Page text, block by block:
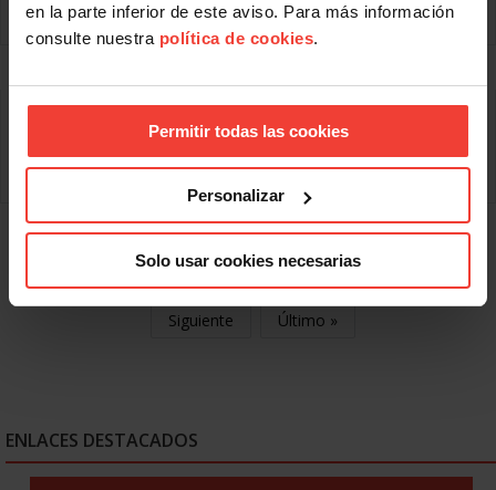
en la parte inferior de este aviso. Para más información
consulte nuestra política de cookies.
Permitir todas las cookies
Personalizar
Solo usar cookies necesarias
Leer más
SEPTIEMBRE 25, 2015
Leer más
808
809 810 811 812
813
Siguiente
Último »
ENLACES DESTACADOS